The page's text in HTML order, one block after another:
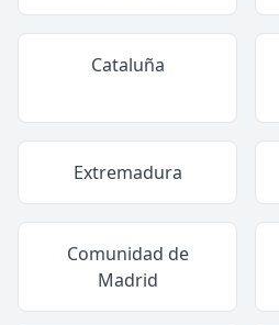
Cataluña
Extremadura
Comunidad de
Madrid